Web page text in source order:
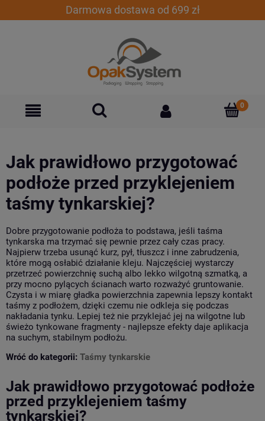
Darmowa dostawa od 699 zł
Jak prawidłowo przygotować
podłoże przed przyklejeniem
taśmy tynkarskiej?
Dobre przygotowanie podłoża to podstawa, jeśli taśma
tynkarska ma trzymać się pewnie przez cały czas pracy.
Najpierw trzeba usunąć kurz, pył, tłuszcz i inne zabrudzenia,
które mogą osłabić działanie kleju. Najczęściej wystarczy
przetrzeć powierzchnię suchą albo lekko wilgotną szmatką, a
przy mocno pylących ścianach warto rozważyć gruntowanie.
Czysta i w miarę gładka powierzchnia zapewnia lepszy kontakt
taśmy z podłożem, dzięki czemu nie odkleja się podczas
nakładania tynku. Lepiej też nie przyklejać jej na wilgotne lub
świeżo tynkowane fragmenty - najlepsze efekty daje aplikacja
na suchym, stabilnym podłożu.
Wróć do kategorii: Taśmy tynkarskie
Jak prawidłowo przygotować podłoże
przed przyklejeniem taśmy
tynkarskiej?